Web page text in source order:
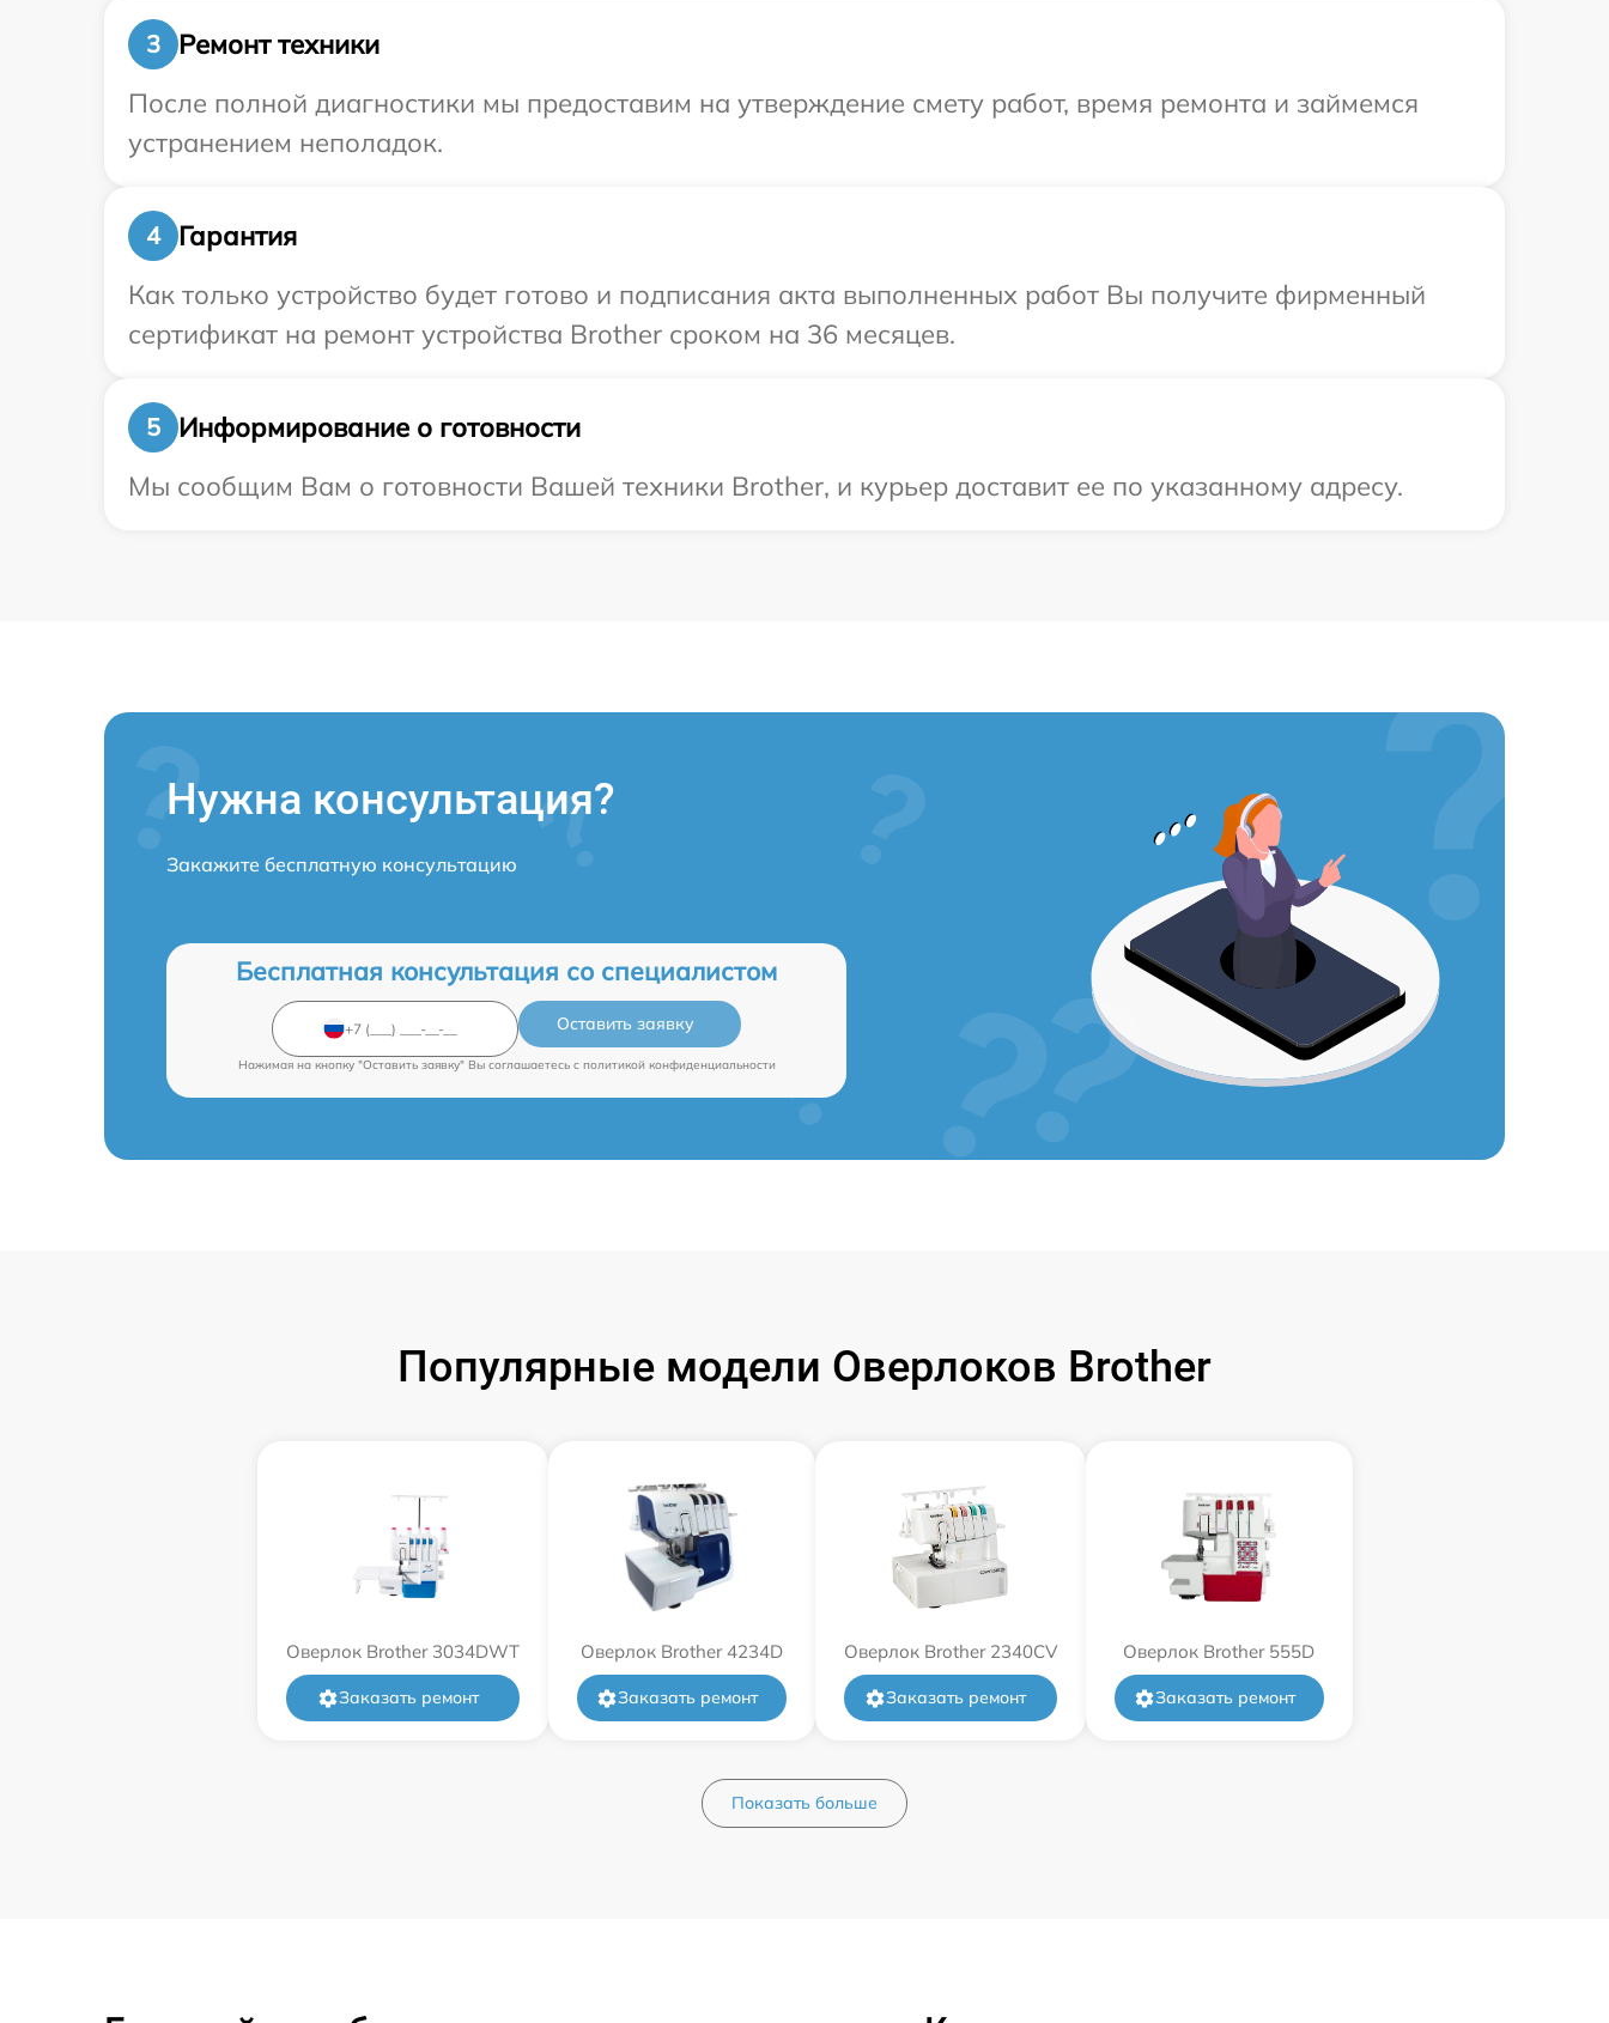
3
Ремонт техники
После полной диагностики мы предоставим на утверждение смету работ, время ремонта и займемся
устранением неполадок.
4
Гарантия
Как только устройство будет готово и подписания акта выполненных работ Вы получите фирменный
сертификат на ремонт устройства Brother сроком на 36 месяцев.
5
Информирование о готовности
Мы сообщим Вам о готовности Вашей техники Brother, и курьер доставит ее по указанному адресу.
Нужна консультация?
Закажите бесплатную консультацию
Бесплатная консультация со специалистом
Оставить заявку
Нажимая на кнопку "Оставить заявку" Вы соглашаетесь c политикой конфиденциальности
Популярные модели Оверлоков Brother
Оверлок Brother 3034DWT
Заказать ремонт
Оверлок Brother 4234D
Заказать ремонт
Оверлок Brother 2340CV
Заказать ремонт
Оверлок Brother 555D
Заказать ремонт
Показать больше